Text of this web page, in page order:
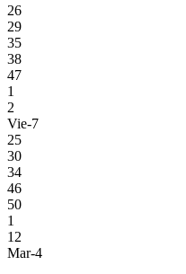
26
29
35
38
47
1
2
Vie-7
25
30
34
46
50
1
12
Mar-4